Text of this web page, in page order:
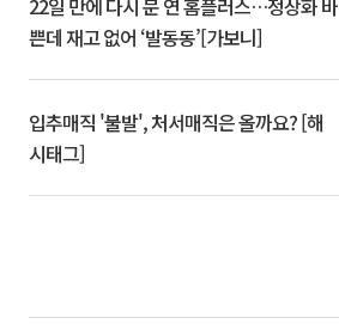
22일 만에 다시 문 연 홈플러스…정상화 바
쁜데 재고 없어 ‘발동동’[가보니]
입추매직 '불발', 처서매직은 올까요? [해
시태그]